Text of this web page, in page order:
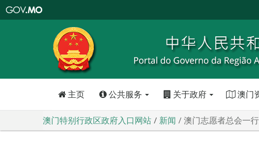
特
政
区
政
口
主页 公共服务 关于政府 澳门
澳门特别行政区政府入口网站 新闻 澳门志愿者总会一